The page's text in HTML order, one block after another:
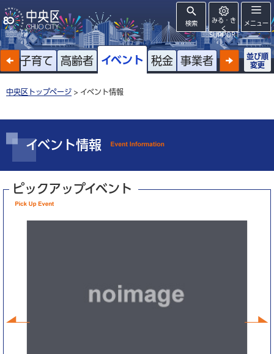
検索
みる・き
く
SUPPORT
メニュー
子育て 高齢者 イベント 税金 事業者
並び順
変更
中央区トップページ > イベント情報
イベント情報
ピックアップイベント